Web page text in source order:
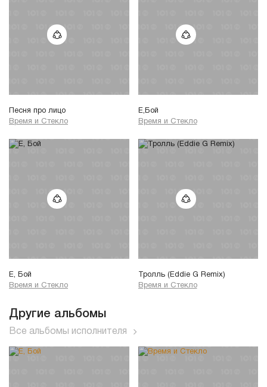
Песня про лицо
Время и Стекло
Е,Бой
Время и Стекло
Е, Бой
Время и Стекло
Тролль (Eddie G Remix)
Время и Стекло
Другие альбомы
Все альбомы исполнителя